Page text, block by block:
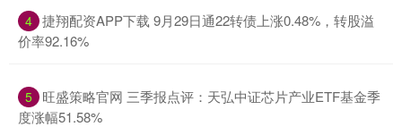
4 ​捷翔配资APP下载 9月29日通22转债上涨0.48%，转股溢
价率92.16%
5 ​旺盛策略官网 三季报点评：天弘中证芯片产业ETF基金季
度涨幅51.58%